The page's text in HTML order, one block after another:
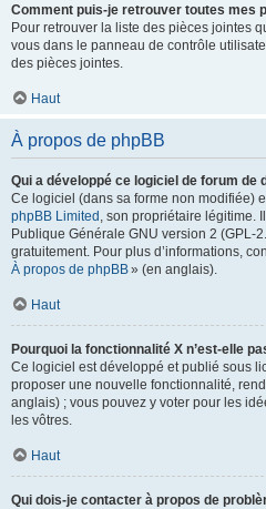
Comment puis-je retrouver toutes mes
Pour retrouver la liste des pièces jointes
vous dans le panneau de contrôle
des pièces jointes.
Haut
À propos de phpBB
Qui a développé ce logiciel de forum de
Ce logiciel (dans sa forme non modifiée)
phpBB Limited , son propriétaire légitime.
Publique Générale GNU version 2 (GPL-
gratuitement. Pour plus d’informations,
À propos de phpBB» (en anglais).
Haut
Pourquoi la fonctionnalité X n’est-elle
Ce logiciel est développé et publié sous
proposer une nouvelle fonctionnalité,
anglais) ; vous pouvez y voter pour les
les vôtres.
Haut
Qui dois-je contacter à propos de